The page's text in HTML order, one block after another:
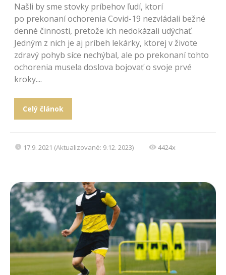
Našli by sme stovky príbehov ľudí, ktorí
po prekonaní ochorenia Covid-19 nezvládali bežné
denné činnosti, pretože ich nedokázali udýchať.
Jedným z nich je aj príbeh lekárky, ktorej v živote
zdravý pohyb síce nechýbal, ale po prekonaní tohto
ochorenia musela doslova bojovať o svoje prvé
kroky....
Celý článok
17.9. 2021 (Aktualizované: 9.12. 2023) 4424x